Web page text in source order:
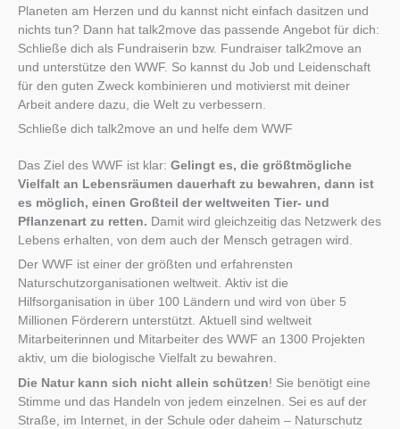
Planeten am Herzen und du kannst nicht einfach dasitzen und
nichts tun? Dann hat talk2move das passende Angebot für dich:
Schließe dich als Fundraiserin bzw. Fundraiser talk2move an
und unterstütze den WWF. So kannst du Job und Leidenschaft
für den guten Zweck kombinieren und motivierst mit deiner
Arbeit andere dazu, die Welt zu verbessern.
Schließe dich talk2move an und helfe dem WWF
Das Ziel des WWF ist klar: Gelingt es, die größtmögliche
Vielfalt an Lebensräumen dauerhaft zu bewahren, dann ist
es möglich, einen Großteil der weltweiten Tier- und
Pflanzenart zu retten. Damit wird gleichzeitig das Netzwerk des
Lebens erhalten, von dem auch der Mensch getragen wird.
Der WWF ist einer der größten und erfahrensten
Naturschutzorganisationen weltweit. Aktiv ist die
Hilfsorganisation in über 100 Ländern und wird von über 5
Millionen Förderern unterstützt. Aktuell sind weltweit
Mitarbeiterinnen und Mitarbeiter des WWF an 1300 Projekten
aktiv, um die biologische Vielfalt zu bewahren.
Die Natur kann sich nicht allein schützen! Sie benötigt eine
Stimme und das Handeln von jedem einzelnen. Sei es auf der
Straße, im Internet, in der Schule oder daheim – Naturschutz